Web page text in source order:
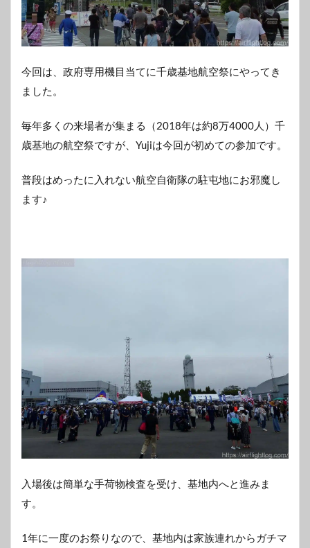
今回は、政府専用機目当てに千歳基地航空祭にやってき
ました。
毎年多くの来場者が集まる（2018年は約8万4000人）千
歳基地の航空祭ですが、Yujiは今回が初めての参加です。
普段はめったに入れない航空自衛隊の駐屯地にお邪魔し
ます♪
入場後は簡単な手荷物検査を受け、基地内へと進みま
す。
1年に一度のお祭りなので、基地内は家族連れからガチマ